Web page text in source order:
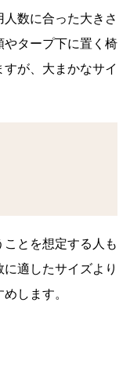
数に合った大きさ
やタープ下に置く椅
が、大まかなサイ
とを想定する人も
適したサイズより
します。